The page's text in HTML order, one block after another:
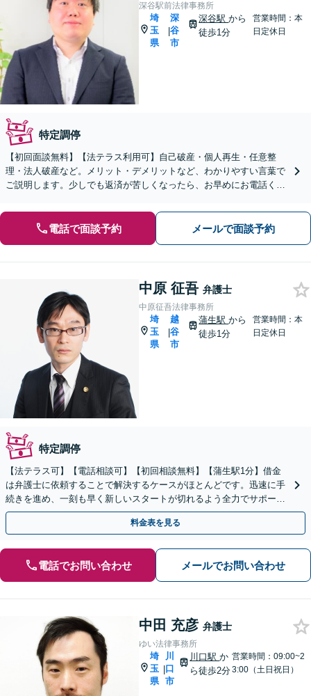
深谷駅前法律事務所
埼
玉
県
|
深
谷
市
深谷駅から
徒歩1分
営業時間：本
日定休日
特定調停
【初回面談無料】【法テラス利用可】自己破産・個人再生・任意整
理・法人破産など。メリット・デメリットなど、わかりやすい言葉で
ご説明します。少しでも返済が苦しくなったら、お早めにお電話くだ
電話で面談予約 メールで面談予約
中原 征吾 弁護士
中原征吾法律事務所
埼
玉
県
|
越
谷
市
蒲生駅から
徒歩1分
営業時間：本
日定休日
特定調停
【法テラス可】【電話相談可】【初回相談無料】【蒲生駅1分】借金
は弁護士に依頼することで解決するケースがほとんどです。迅速に手
続きを進め、一刻も早く新しいスタートが切れるよう全力でサポート
いたします【休日・夜間面談可能】
料金表を見る
電話でお問い合わせ メールでお問い合わせ
中田 充彦 弁護士
ゆい法律事務所
埼
玉
県
|
川
口
市
川口駅か
ら徒歩2分
営業時間：09:00~2
3:00（土日祝日）